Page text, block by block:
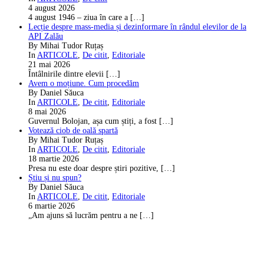
4 august 2026
4 august 1946 – ziua în care a […]
Lecție despre mass-media și dezinformare în rândul elevilor de la
API Zalău
By Mihai Tudor Ruțaș
In ARTICOLE, De citit, Editoriale
21 mai 2026
Întâlnirile dintre elevii […]
Avem o moțiune. Cum procedăm
By Daniel Săuca
In ARTICOLE, De citit, Editoriale
8 mai 2026
Guvernul Bolojan, așa cum știți, a fost […]
Votează ciob de oală spartă
By Mihai Tudor Ruțaș
In ARTICOLE, De citit, Editoriale
18 martie 2026
Presa nu este doar despre știri pozitive, […]
Știu și nu spun?
By Daniel Săuca
In ARTICOLE, De citit, Editoriale
6 martie 2026
„Am ajuns să lucrăm pentru a ne […]